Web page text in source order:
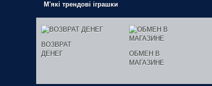
М'які трендові іграшки
ВОЗВРАТ
ДЕНЕГ
ОБМЕН В
МАГАЗИНЕ